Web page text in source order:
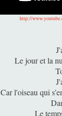
http://
Le jour et la
Car l'oiseau qui
Le